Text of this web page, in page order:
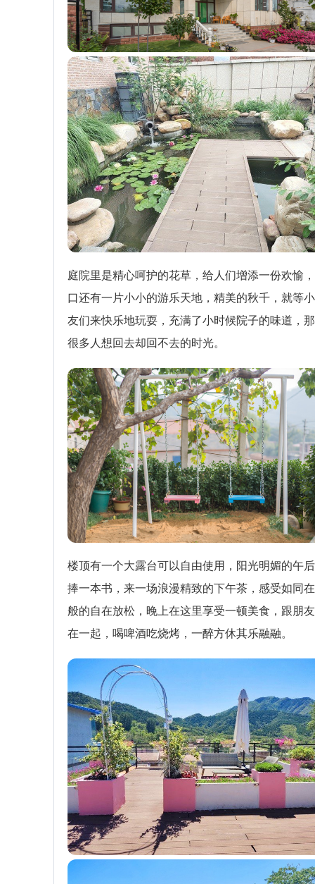
庭院里是精心呵护的花草，给人们增添一份欢愉
口还有一片小小的游乐天地，精美的秋千，就等
友们来快乐地玩耍，充满了小时候院子的味道，
很多人想回去却回不去的时光。
楼顶有一个大露台可以自由使用，阳光明媚的午
捧一本书，来一场浪漫精致的下午茶，感受如同
般的自在放松，晚上在这里享受一顿美食，跟朋
在一起，喝啤酒吃烧烤，一醉方休其乐融融。